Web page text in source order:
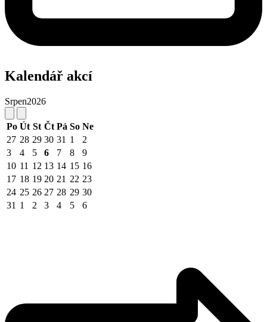
Kalendář akcí
Srpen2026
Po Út St Čt Pá So Ne
27 28 29 30 31 1
2
3
4 5 6 7 8
9
10 11 12 13 14 15 16
17 18 19 20 21 22 23
24 25 26 27 28 29 30
31 1 2 3 4 5 6